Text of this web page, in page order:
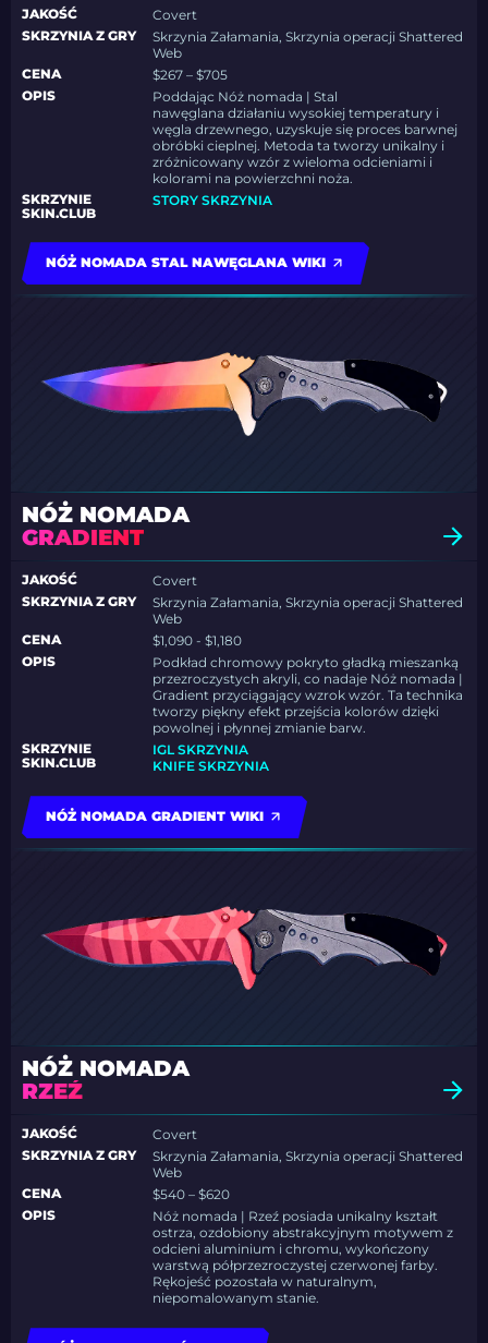
JAKOŚĆ
Covert
SKRZYNIA Z GRY
Skrzynia Załamania, Skrzynia operacji Shattered
Web
CENA
$267 – $705
OPIS
Poddając Nóż nomada | Stal
nawęglana działaniu wysokiej temperatury i
węgla drzewnego, uzyskuje się proces barwnej
obróbki cieplnej. Metoda ta tworzy unikalny i
zróżnicowany wzór z wieloma odcieniami i
kolorami na powierzchni noża.
SKRZYNIE
SKIN.CLUB
STORY SKRZYNIA
NÓŻ NOMADA STAL NAWĘGLANA WIKI
NÓŻ NOMADA
GRADIENT
JAKOŚĆ
Covert
SKRZYNIA Z GRY
Skrzynia Załamania, Skrzynia operacji Shattered
Web
CENA
$1,090 - $1,180
OPIS
Podkład chromowy pokryto gładką mieszanką
przezroczystych akryli, co nadaje Nóż nomada |
Gradient przyciągający wzrok wzór. Ta technika
tworzy piękny efekt przejścia kolorów dzięki
powolnej i płynnej zmianie barw.
SKRZYNIE
SKIN.CLUB
IGL SKRZYNIA
KNIFE SKRZYNIA
NÓŻ NOMADA GRADIENT WIKI
NÓŻ NOMADA
RZEŹ
JAKOŚĆ
Covert
SKRZYNIA Z GRY
Skrzynia Załamania, Skrzynia operacji Shattered
Web
CENA
$540 – $620
OPIS
Nóż nomada | Rzeź posiada unikalny kształt
ostrza, ozdobiony abstrakcyjnym motywem z
odcieni aluminium i chromu, wykończony
warstwą półprzezroczystej czerwonej farby.
Rękojeść pozostała w naturalnym,
niepomalowanym stanie.